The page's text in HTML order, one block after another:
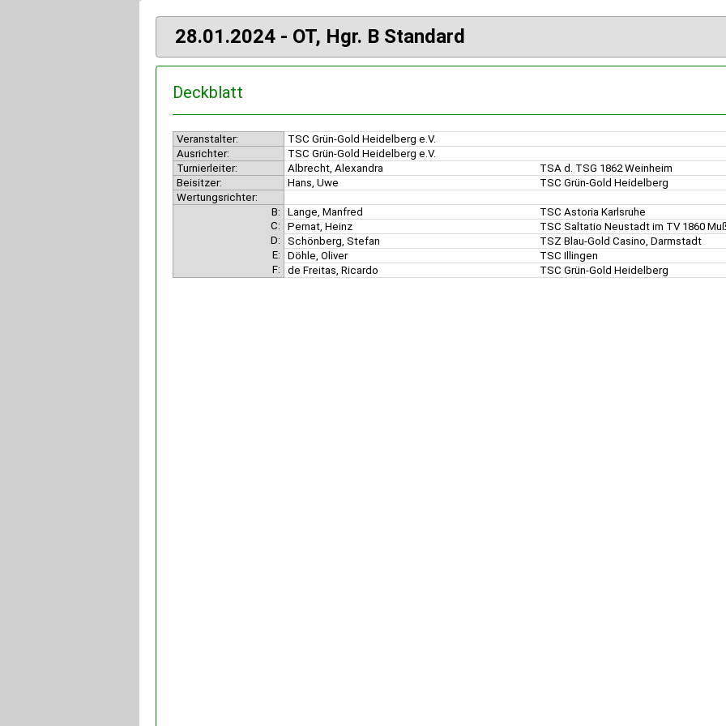
28.01.2024 - OT, Hgr. B Standard
Deckblatt
Veranstalter:
TSC Grün-Gold Heidelberg e.V.
Ausrichter:
TSC Grün-Gold Heidelberg e.V.
Turnierleiter:
Albrecht, Alexandra
TSA d. TSG 1862 Weinheim
Beisitzer:
Hans, Uwe
TSC Grün-Gold Heidelberg
Wertungsrichter:
B:
Lange, Manfred
TSC Astoria Karlsruhe
C:
Pernat, Heinz
TSC Saltatio Neustadt im TV 1860
D:
Schönberg, Stefan
TSZ Blau-Gold Casino, Darmstadt
E:
Döhle, Oliver
TSC Illingen
F:
de Freitas, Ricardo TSC Grün-Gold Heidelberg